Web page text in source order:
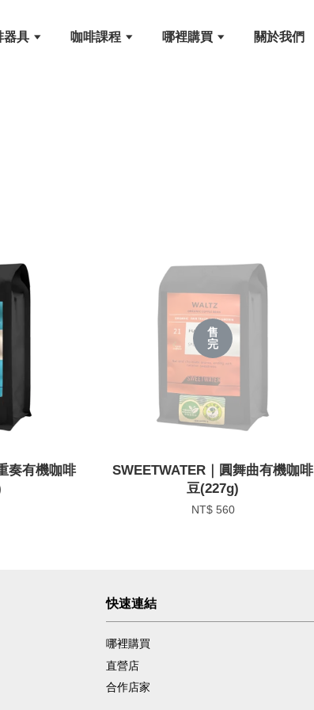
器具 咖啡課程 哪裡購買 關於我們
奏有機咖啡
售
完
SWEETWATER｜圓舞曲有機咖啡
豆(227g)
NT$ 560
快速連結
哪裡購買
直營店
合作店家